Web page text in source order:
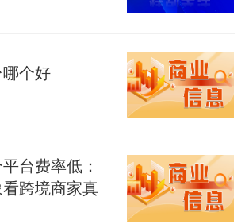
工会联合会组织建设、素质
障、创新特色等方面工作进
们详细介绍了各自的工作亮
惑进行了沟通交流。市家政
会负责人说：“感谢市总工会
个好
台费率低：
跨境商家真